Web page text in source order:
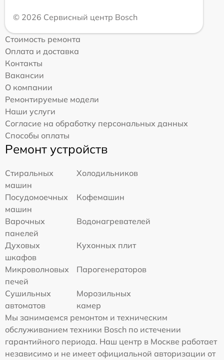
© 2026 Сервисный центр Bosch
Стоимость ремонта
Оплата и доставка
Контакты
Вакансии
О компании
Ремонтируемые модели
Наши услуги
Согласие на обработку персональных данных
Способы оплаты
Ремонт устройств
Стиральных
машин
Холодильников
Посудомоечных
машин
Кофемашин
Варочных
панелей
Водонагревателей
Духовых
шкафов
Кухонных плит
Микроволновых
печей
Парогенераторов
Сушильных
автоматов
Морозильных
камер
Мы занимаемся ремонтом и техническим
обслуживанием техники Bosch по истечении
гарантийного периода. Наш центр в Москве работает
независимо и не имеет официальной авторизации от